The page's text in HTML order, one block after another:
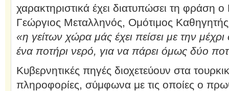
χαρακτηριστικά έχει διατυπώσει τη φράση
Γεώργιος Μεταλληνός, Ομότιμος
«η γείτων χώρα μάς έχει πείσει με την μέχρι
ένα ποτήρι νερό, για να πάρει όμως δύο
Κυβερνητικές πηγές διοχετεύουν στα
πληροφορίες, σύμφωνα με τις οποίες ο